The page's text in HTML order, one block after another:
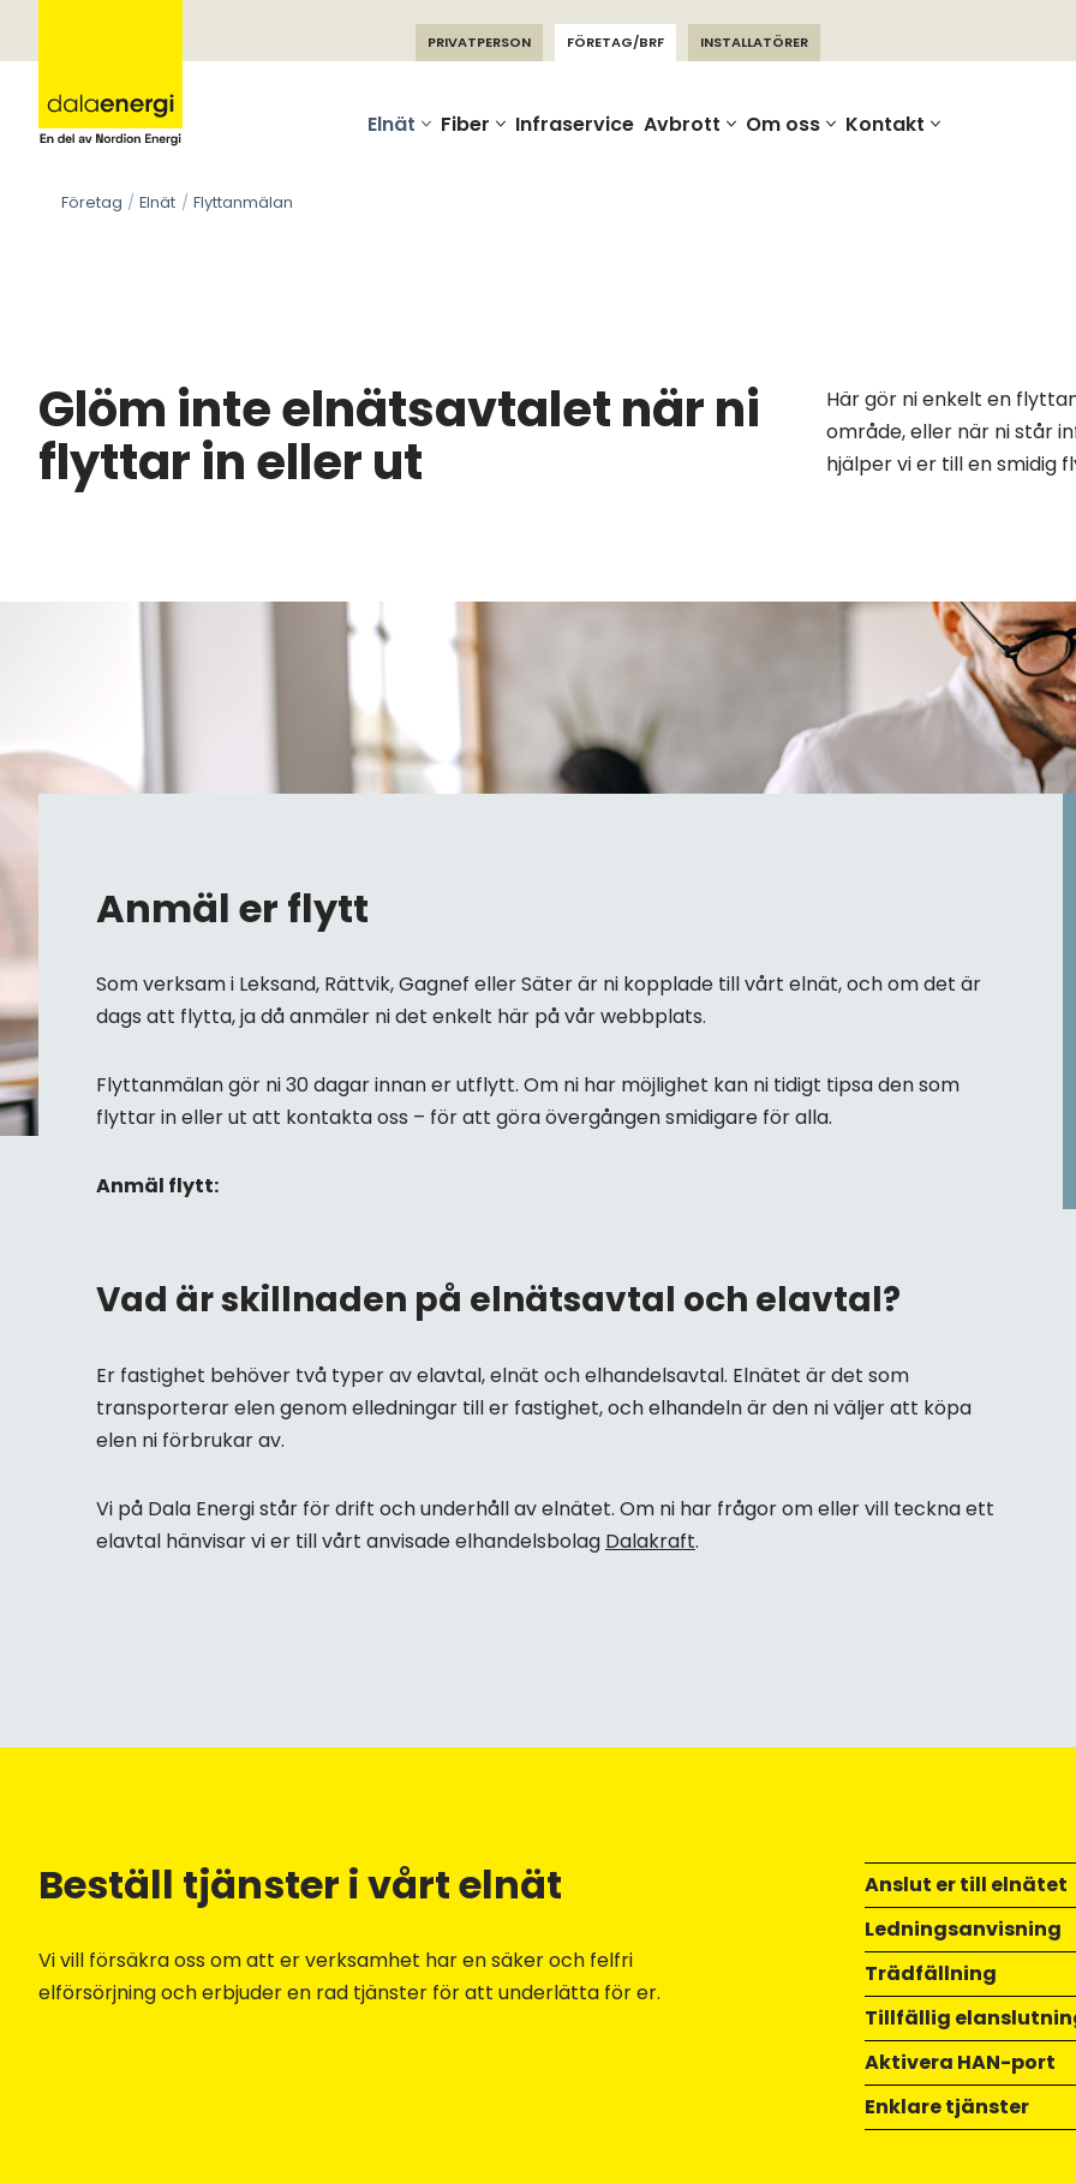
Skip
content
PRIVATPERSON FÖRETAG/BRF INSTALLATÖRER
Elnät Fiber Infraservice Avbrott Om oss Kontakt
Företag Elnät Flyttanmälan
Glöm inte elnätsavtalet när ni
flyttar in eller ut
Här gör ni enkelt en
område, eller när ni står
hjälper vi er till en smidig
Anmäl er flytt
Som verksam i Leksand, Rättvik, Gagnef eller Säter är ni kopplade till vårt elnät, och om det är
dags att flytta, ja då anmäler ni det enkelt här på vår webbplats.
Flyttanmälan gör ni 30 dagar innan er utflytt. Om ni har möjlighet kan ni tidigt tipsa den som
flyttar in eller ut att kontakta oss – för att göra övergången smidigare för alla.
Anmäl flytt:
Vad är skillnaden på elnätsavtal och elavtal?
Er fastighet behöver två typer av elavtal, elnät och elhandelsavtal. Elnätet är det som
transporterar elen genom elledningar till er fastighet, och elhandeln är den ni väljer att köpa
elen ni förbrukar av.
Vi på Dala Energi står för drift och underhåll av elnätet. Om ni har frågor om eller vill teckna ett
elavtal hänvisar vi er till vårt anvisade elhandelsbolag Dalakraft.
Beställ tjänster i vårt elnät
Vi vill försäkra oss om att er verksamhet har en säker och felfri
elförsörjning och erbjuder en rad tjänster för att underlätta för er.
Anslut er till elnätet
Ledningsanvisning
Trädfällning
Tillfällig
Aktivera HAN-port
Enklare tjänster